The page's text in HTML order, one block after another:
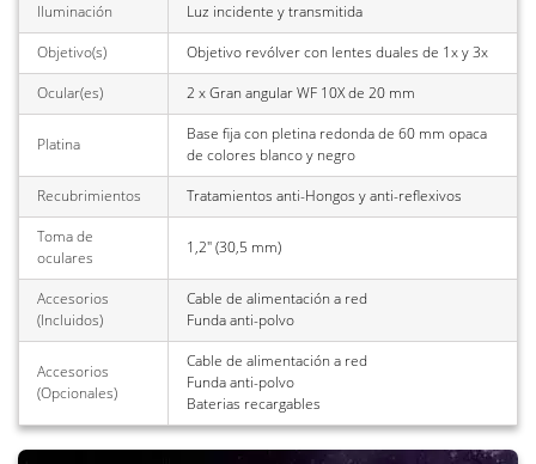
Iluminación
Luz incidente y transmitida
Objetivo(s)
Objetivo revólver con lentes duales de 1x y 3x
Ocular(es)
2 x Gran angular WF 10X de 20 mm
Platina
Base fija con pletina redonda de 60 mm opaca
de colores blanco y negro
Recubrimientos
Tratamientos anti-Hongos y anti-reflexivos
Toma de
oculares
1,2" (30,5 mm)
Accesorios
(Incluidos)
Cable de alimentación a red
Funda anti-polvo
Accesorios
(Opcionales)
Cable de alimentación a red
Funda anti-polvo
Baterias recargables